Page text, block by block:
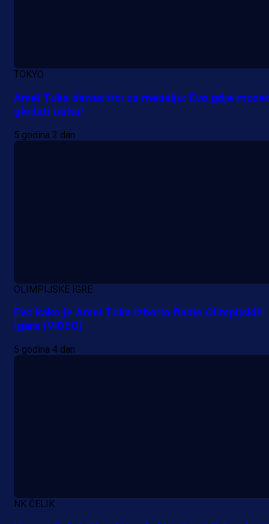
A Selekcija
TOKYO
Amel Tuka danas trči za medalju: Evo gdje
gledati utrku!
5 godina 2 dan
OLIMPIJSKE IGRE
Evo kako je Amel Tuka izborio finale Olimpijskih
igara (VIDEO)
5 godina 4 dan
NK ČELIK